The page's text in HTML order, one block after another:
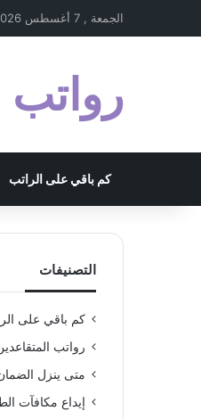
الجمعة , 7 أغسطس 2026
رواتب
كم باقي على الراتب
التصنيفات
كم باقي على
رواتب
متى ينزل
إيداع مكافآت